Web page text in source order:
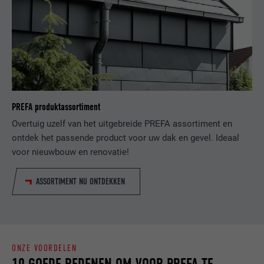
PREFA produktassortiment
Overtuig uzelf van het uitgebreide PREFA assortiment en
ontdek het passende product voor uw dak en gevel. Ideaal
voor nieuwbouw en renovatie!
ASSORTIMENT NU ONTDEKKEN
ONZE VOORDELEN
NAAM bscookie
AANBIEDER LinkedIn
VERVALTIJD 2 jaar
DOEL
LinkedIn voor het volgen van het gebruik
van ingebedde diensten.
NAAM UserMatchHistory
Wordt gebruikt om bezoekers op meerdere